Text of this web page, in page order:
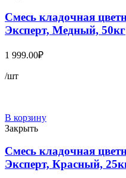
Смесь кладочная
Эксперт, Медный, 50кг
1 999.00₽
/шт
В корзину
Закрыть
Смесь кладочная
Эксперт, Красный,